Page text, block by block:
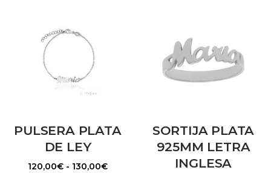
PULSERA PLATA
DE LEY
120,00€ - 130,00€
SORTIJA PLATA
925MM LETRA
INGLESA